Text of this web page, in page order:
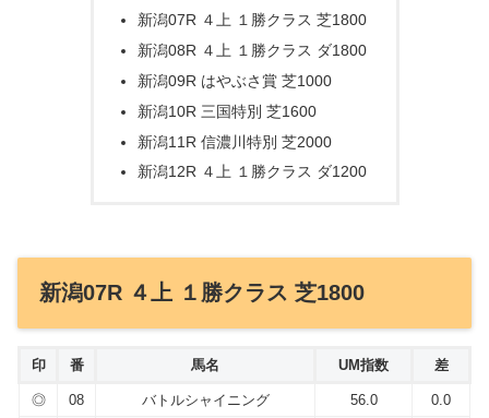
新潟07R ４上 １勝クラス 芝1800
新潟08R ４上 １勝クラス ダ1800
新潟09R はやぶさ賞 芝1000
新潟10R 三国特別 芝1600
新潟11R 信濃川特別 芝2000
新潟12R ４上 １勝クラス ダ1200
新潟07R ４上 １勝クラス 芝1800
印 番 馬名 UM指数 差
◎ 08 バトルシャイニング 56.0
0.0